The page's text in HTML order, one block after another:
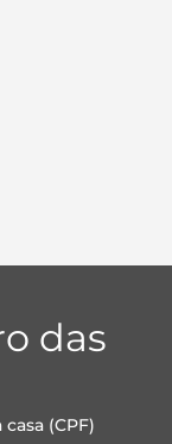
das
(CPF)